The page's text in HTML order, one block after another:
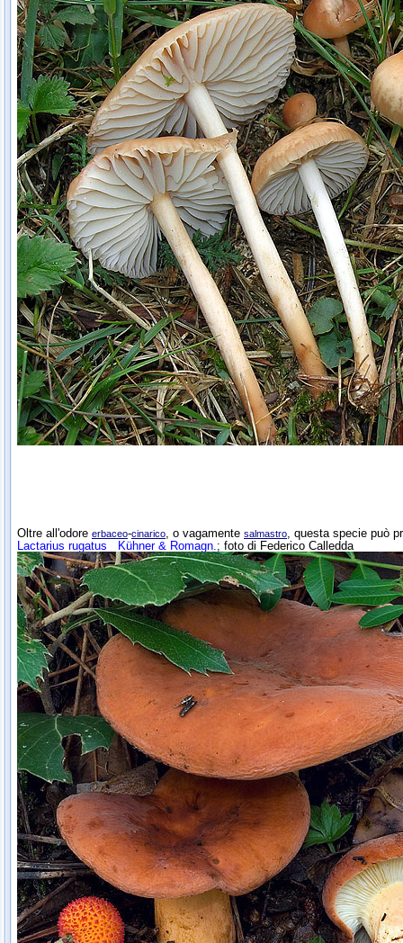
Oltre all'odore erbaceo-cinarico, o vagamente salmastro, questa specie può
Lactarius rugatus
Kühner & Romagn.; foto di Federico Calledda